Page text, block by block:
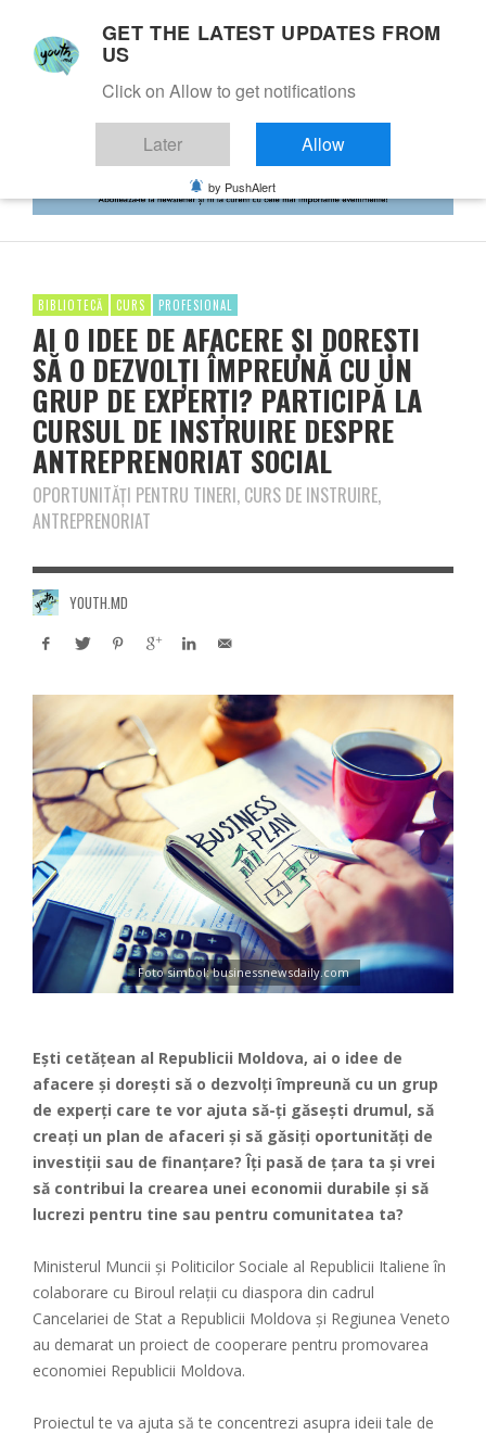
BIBLIOTECĂ CURS PROFESIONAL
AI O IDEE DE AFACERE ŞI DOREŞTI
SĂ O DEZVOLŢI ÎMPREUNĂ CU UN
GRUP DE EXPERŢI? PARTICIPĂ LA
CURSUL DE INSTRUIRE DESPRE
ANTREPRENORIAT SOCIAL
OPORTUNITĂŢI PENTRU TINERI, CURS DE INSTRUIRE,
ANTREPRENORIAT
YOUTH.MD
Foto simbol: businessnewsdaily.com
Ești cetățean al Republicii Moldova, ai o idee de
afacere și dorești să o dezvolți împreună cu un grup
de experți care te vor ajuta să-ți găsești drumul, să
creați un plan de afaceri și să găsiți oportunități de
investiții sau de finanțare? Îți pasă de țara ta și vrei
să contribui la crearea unei economii durabile și să
lucrezi pentru tine sau pentru comunitatea ta?
Ministerul Muncii și Politicilor Sociale al Republicii Italiene în
colaborare cu Biroul relații cu diaspora din cadrul
Cancelariei de Stat a Republicii Moldova și Regiunea Veneto
au demarat un proiect de cooperare pentru promovarea
economiei Republicii Moldova.
Proiectul te va ajuta să te concentrezi asupra ideii tale de
GET THE LATEST UPDATES FROM
US
Click on Allow to get notifications
Later Allow
by PushAlert